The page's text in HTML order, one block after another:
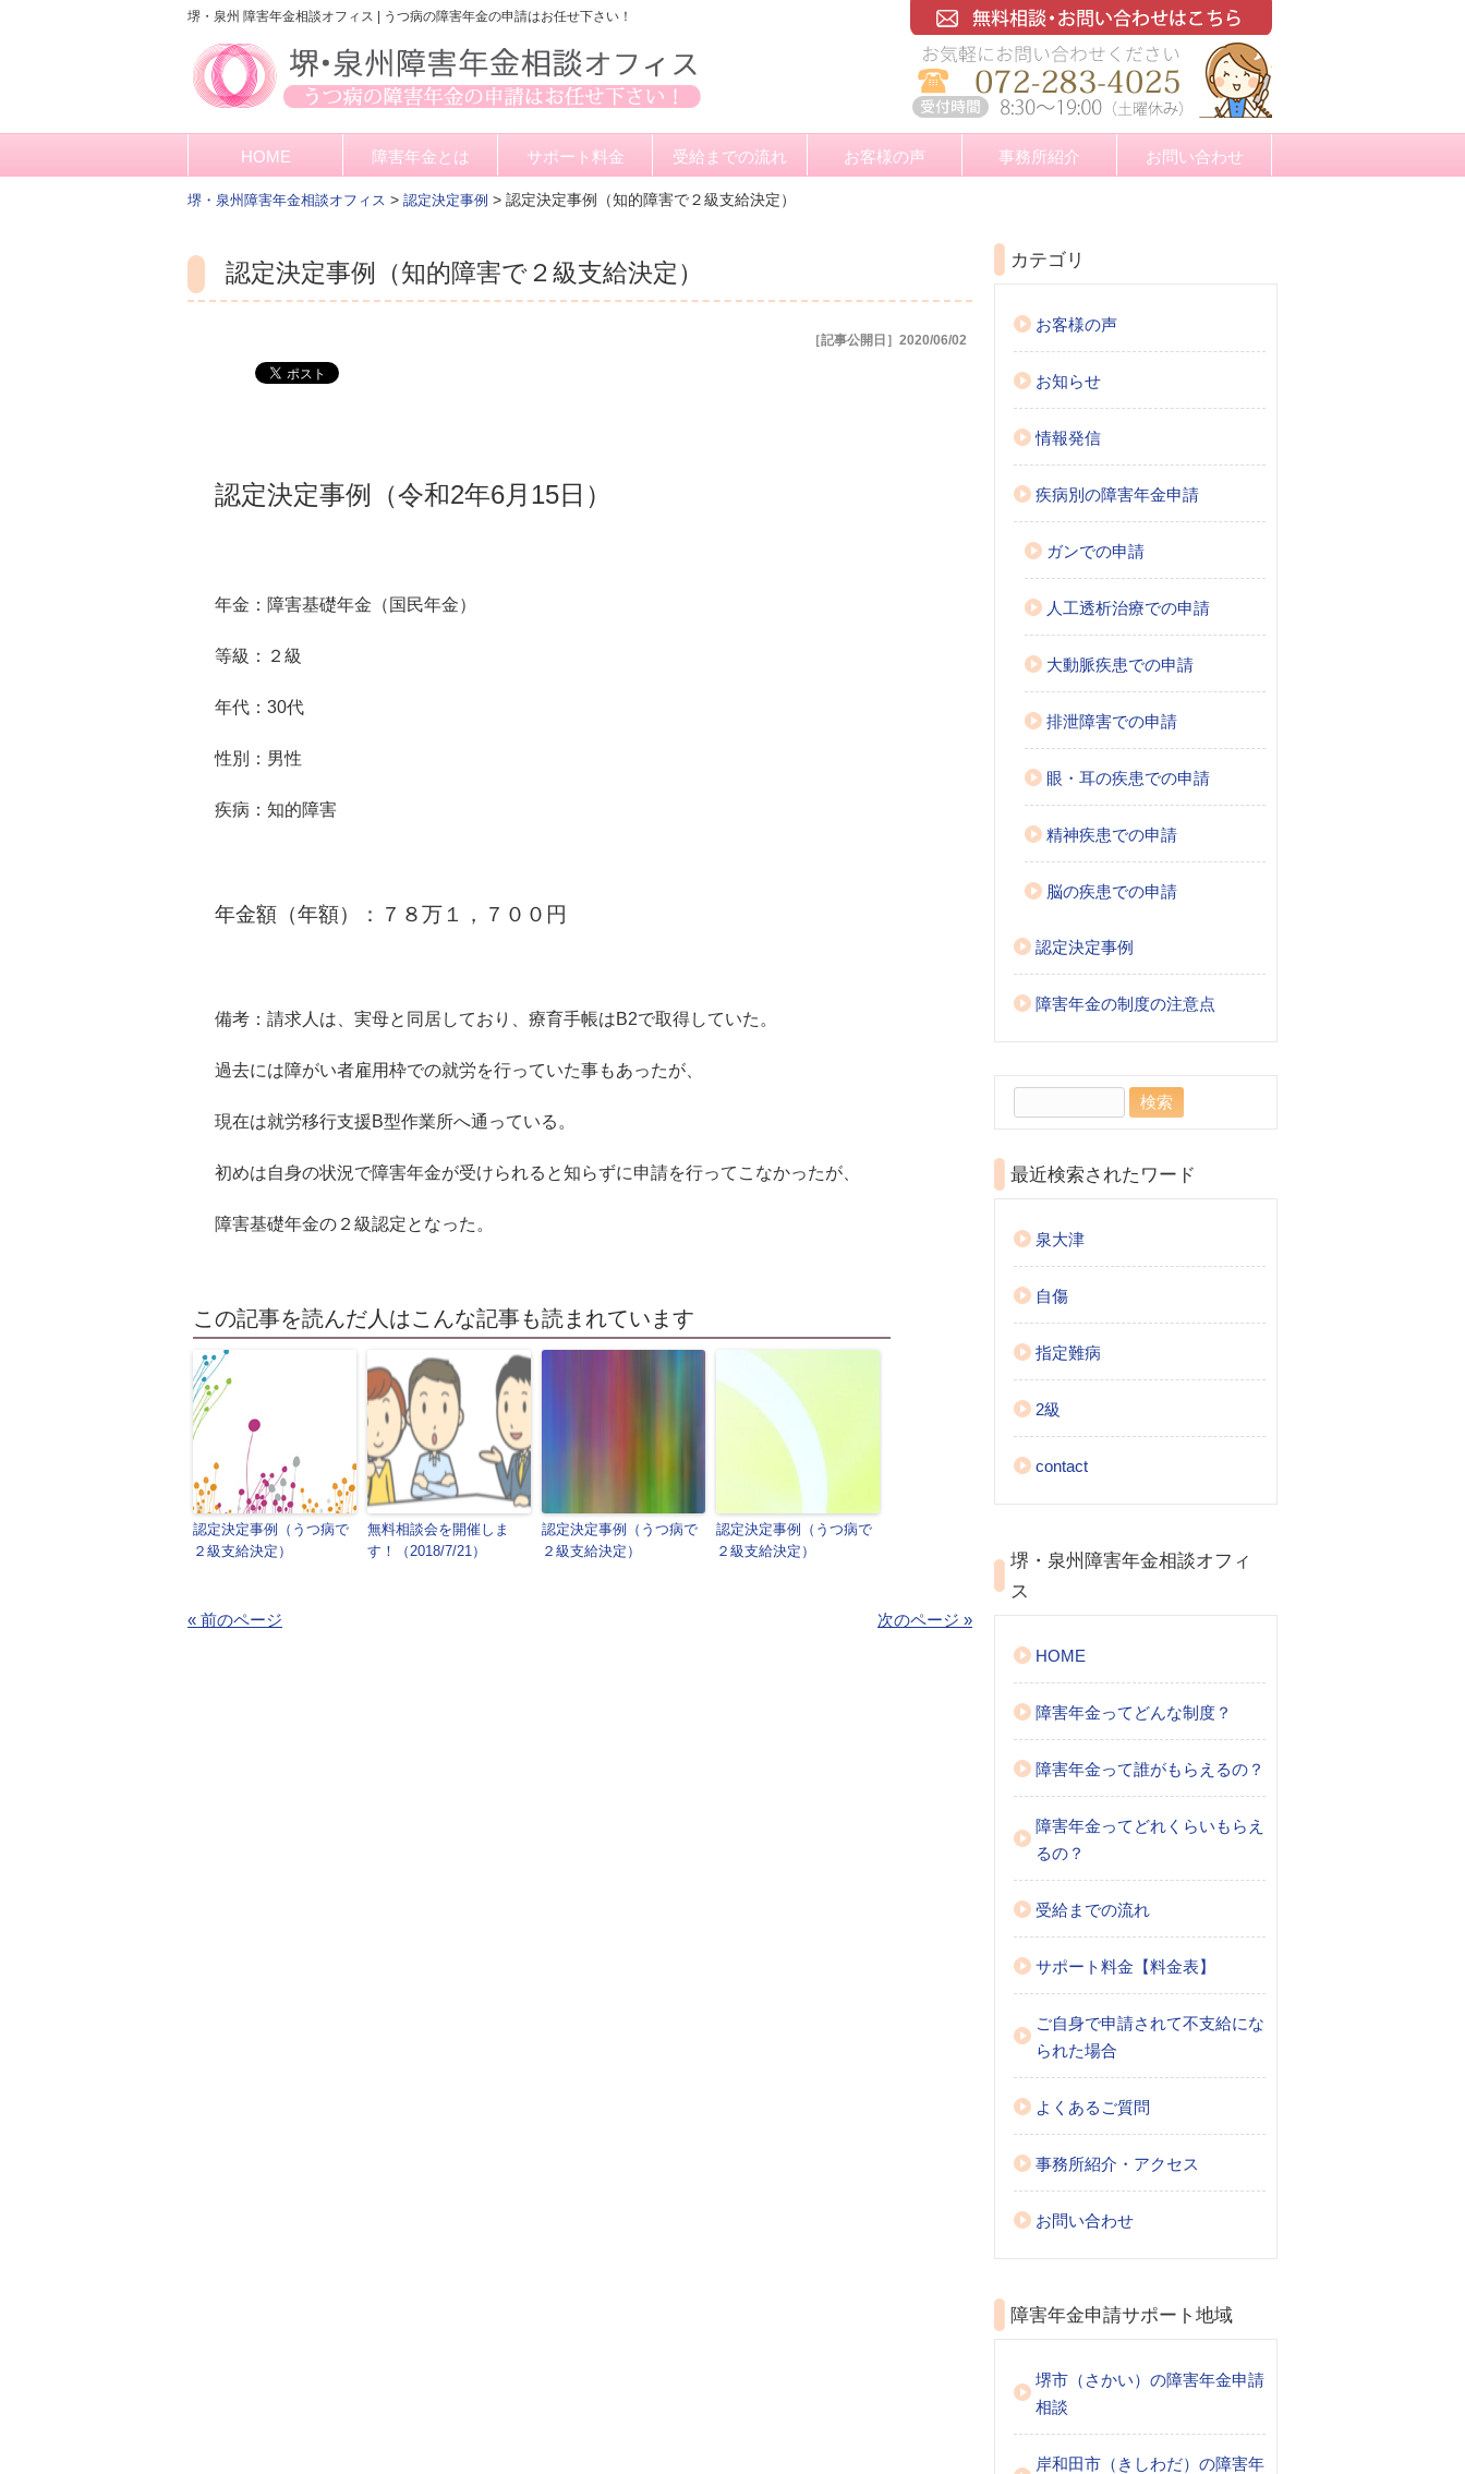
堺・泉州 障害年金相談オフィス | うつ病の障害年金の申請はお任せ下さい！
HOME 障害年金とは サポート料金 受給までの流れ お客様の声 事務所紹介 お問い合わせ
堺・泉州障害年金相談オフィス > 認定決定事例 > 認定決定事例（知的障害で２級支給決定）
認定決定事例（知的障害で２級支給決定）
［記事公開日］2020/06/02
認定決定事例（令和2年6月15日）
年金：障害基礎年金（国民年金）
等級：２級
年代：30代
性別：男性
疾病：知的障害
年金額（年額）：７８万１，７００円
備考：請求人は、実母と同居しており、療育手帳はB2で取得していた。
過去には障がい者雇用枠での就労を行っていた事もあったが、
現在は就労移行支援B型作業所へ通っている。
初めは自身の状況で障害年金が受けられると知らずに申請を行ってこなかったが、
障害基礎年金の２級認定となった。
この記事を読んだ人はこんな記事も読まれています
認定決定事例（うつ病で
２級支給決定）
無料相談会を開催しま
す！（2018/7/21）
認定決定事例（うつ病で
２級支給決定）
認定決定事例（うつ病で
２級支給決定）
« 前のページ 次のページ »
カテゴリ
お客様の声
お知らせ
情報発信
疾病別の障害年金申請
ガンでの申請
人工透析治療での申請
大動脈疾患での申請
排泄障害での申請
眼・耳の疾患での申請
精神疾患での申請
脳の疾患での申請
認定決定事例
障害年金の制度の注意点
最近検索されたワード
泉大津
自傷
指定難病
2級
contact
堺・泉州障害年金相談オフィ
ス
HOME
障害年金ってどんな制度？
障害年金って誰がもらえるの？
障害年金ってどれくらいもらえ
るの？
受給までの流れ
サポート料金【料金表】
ご自身で申請されて不支給にな
られた場合
よくあるご質問
事務所紹介・アクセス
お問い合わせ
障害年金申請サポート地域
堺市（さかい）の障害年金申請
相談
岸和田市（きしわだ）の障害年